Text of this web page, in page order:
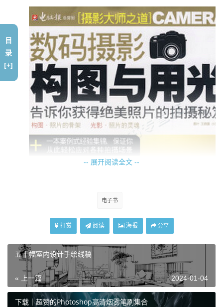
资源下载
资源下载
-- 展开阅读全文 --
电子书
打赏 阅读 海报 分享
五十幅室内设计手绘线稿
« 上一篇 2024-01-04
下载｜超赞的Photoshop高清烟雾笔刷集合
目
录
[+]